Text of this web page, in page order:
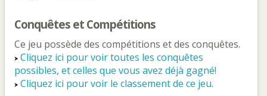
Conquêtes et Compétitions
Ce jeu possède des compétitions et des conquêtes.
Cliquez ici pour voir toutes les conquêtes
possibles, et celles que vous avez déjà gagné!
Cliquez ici pour voir le classement de ce jeu.